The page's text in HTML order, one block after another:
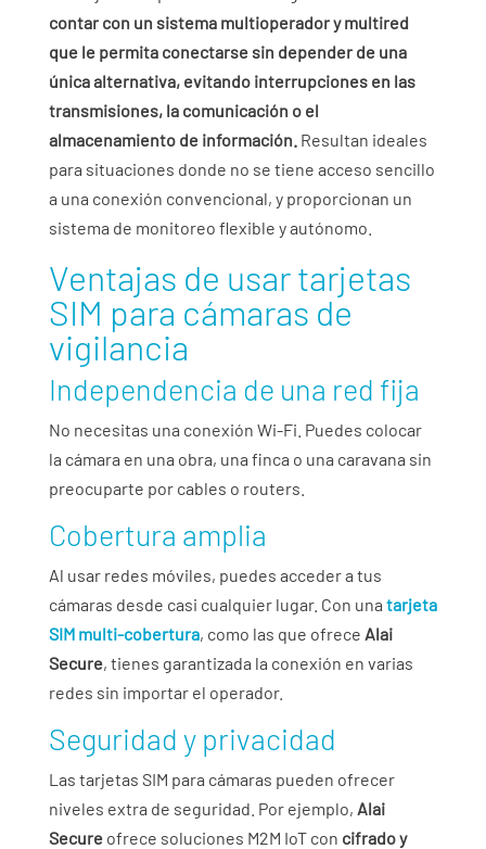
contar con un sistema multioperador y multired
que le permita conectarse sin depender de una
única alternativa, evitando interrupciones en las
transmisiones, la comunicación o el
almacenamiento de información. Resultan ideales
para situaciones donde no se tiene acceso sencillo
a una conexión convencional, y proporcionan un
sistema de monitoreo flexible y autónomo.
Ventajas de usar tarjetas
SIM para cámaras de
vigilancia
Independencia de una red fija
No necesitas una conexión Wi-Fi. Puedes colocar
la cámara en una obra, una finca o una caravana sin
preocuparte por cables o routers.
Cobertura amplia
Al usar redes móviles, puedes acceder a tus
cámaras desde casi cualquier lugar. Con una tarjeta
SIM multi-cobertura, como las que ofrece Alai
Secure, tienes garantizada la conexión en varias
redes sin importar el operador.
Seguridad y privacidad
Las tarjetas SIM para cámaras pueden ofrecer
niveles extra de seguridad. Por ejemplo, Alai
Secureofrece soluciones M2M IoT con cifrado y